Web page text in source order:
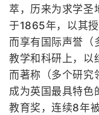
萃，历来为求学圣
于1865年，以其
而享有国际声誉（
教学和科研上，以
而著称（多个研究
成为英国最具特色
教育奖，连续8年